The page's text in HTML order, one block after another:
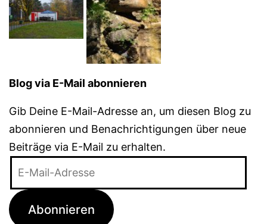
Blog via E-Mail abonnieren
Gib Deine E-Mail-Adresse an, um diesen Blog zu
abonnieren und Benachrichtigungen über neue
Beiträge via E-Mail zu erhalten.
Adresse
Abonnieren